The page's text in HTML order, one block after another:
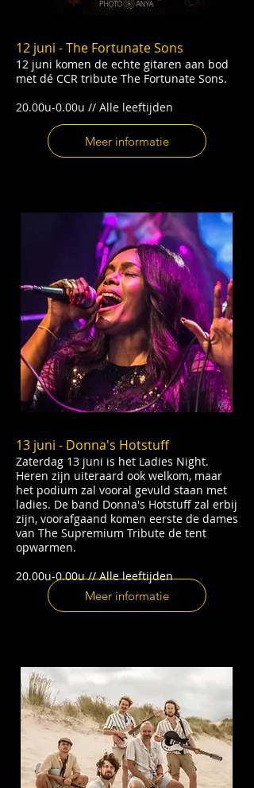
12 juni - The Fortunate Sons
12 juni komen de echte gitaren aan bod
met dé CCR tribute The Fortunate Sons.
20.00u-0.00u // Alle leeftijden
Meer informatie
13 juni - Donna's Hotstuff
Zaterdag 13 juni is het Ladies Night.
Heren zijn uiteraard ook welkom, maar
het podium zal vooral gevuld staan met
ladies. De band Donna's Hotstuff zal erbij
zijn, voorafgaand komen eerste de dames
van The Supremium Tribute de tent
opwarmen.
20.00u-0.00u // Alle leeftijden
Meer informatie